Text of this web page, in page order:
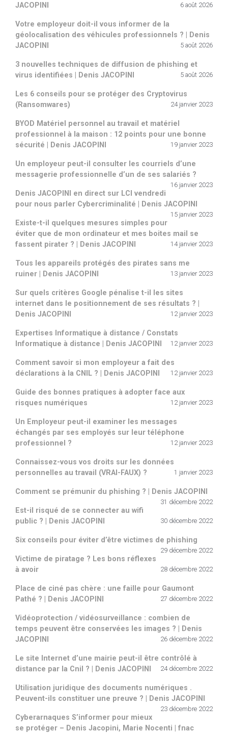
JACOPINI 6 août 2026
Votre employeur doit-il vous informer de la
géolocalisation des véhicules professionnels ? | Denis
JACOPINI
5 août 2026
3 nouvelles techniques de diffusion de phishing et
virus identifiées | Denis JACOPINI
5 août 2026
Les 6 conseils pour se protéger des Cryptovirus
(Ransomwares)
24 janvier 2023
BYOD Matériel personnel au travail et matériel
professionnel à la maison : 12 points pour une bonne
sécurité | Denis JACOPINI
19 janvier 2023
Un employeur peut-il consulter les courriels d’une
messagerie professionnelle d’un de ses salariés ?
16 janvier 2023
Denis JACOPINI en direct sur LCI vendredi
pour nous parler Cybercriminalité | Denis JACOPINI
15 janvier 2023
Existe-t-il quelques mesures simples pour
éviter que de mon ordinateur et mes boites mail se
fassent pirater ? | Denis JACOPINI
14 janvier 2023
Tous les appareils protégés des pirates sans me
ruiner | Denis JACOPINI
13 janvier 2023
Sur quels critères Google pénalise t-il les sites
internet dans le positionnement de ses résultats ? |
Denis JACOPINI
12 janvier 2023
Expertises Informatique à distance / Constats
Informatique à distance | Denis JACOPINI
12 janvier 2023
Comment savoir si mon employeur a fait des
déclarations à la CNIL ? | Denis JACOPINI
12 janvier 2023
Guide des bonnes pratiques à adopter face aux
risques numériques
12 janvier 2023
Un Employeur peut-il examiner les messages
échangés par ses employés sur leur téléphone
professionnel ?
12 janvier 2023
Connaissez-vous vos droits sur les données
personnelles au travail (VRAI-FAUX) ?
1 janvier 2023
Comment se prémunir du phishing ? | Denis JACOPINI
31 décembre 2022
Est-il risqué de se connecter au wifi
public ? | Denis JACOPINI
30 décembre 2022
Six conseils pour éviter d’être victimes de phishing
29 décembre 2022
Victime de piratage ? Les bons réflexes
à avoir
28 décembre 2022
Place de ciné pas chère : une faille pour Gaumont
Pathé ? | Denis JACOPINI
27 décembre 2022
Vidéoprotection / vidéosurveillance : combien de
temps peuvent être conservées les images ? | Denis
JACOPINI
26 décembre 2022
Le site Internet d’une mairie peut-il être contrôlé à
distance par la Cnil ? | Denis JACOPINI
24 décembre 2022
Utilisation juridique des documents numériques .
Peuvent-ils constituer une preuve ? | Denis JACOPINI
23 décembre 2022
Cyberarnaques S’informer pour mieux
se protéger – Denis Jacopini, Marie Nocenti | fnac